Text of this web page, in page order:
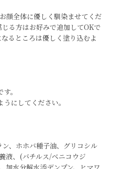
顔全体に優しく馴染ませてくだ
る方はお好みで追加してOKで
るところは優しく塗り込むよ
。
にしてください。
、ホホバ種子油、グリコシル
液、(バチルス/ベニコウジ